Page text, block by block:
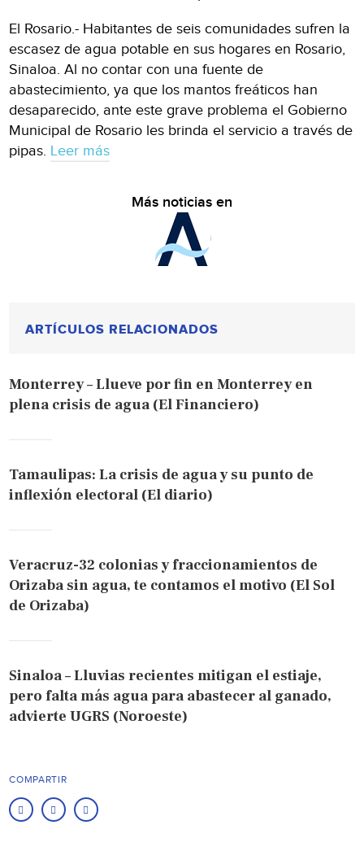
El Rosario.- Habitantes de seis comunidades sufren la
escasez de agua potable en sus hogares en Rosario,
Sinaloa. Al no contar con una fuente de
abastecimiento, ya que los mantos freáticos han
desaparecido, ante este grave problema el Gobierno
Municipal de Rosario les brinda el servicio a través de
pipas. Leer más
Más noticias en
ARTÍCULOS RELACIONADOS
Monterrey – Llueve por fin en Monterrey en
plena crisis de agua (El Financiero)
Tamaulipas: La crisis de agua y su punto de
inflexión electoral (El diario)
Veracruz-32 colonias y fraccionamientos de
Orizaba sin agua, te contamos el motivo (El Sol
de Orizaba)
Sinaloa – Lluvias recientes mitigan el estiaje,
pero falta más agua para abastecer al ganado,
advierte UGRS (Noroeste)
COMPARTIR